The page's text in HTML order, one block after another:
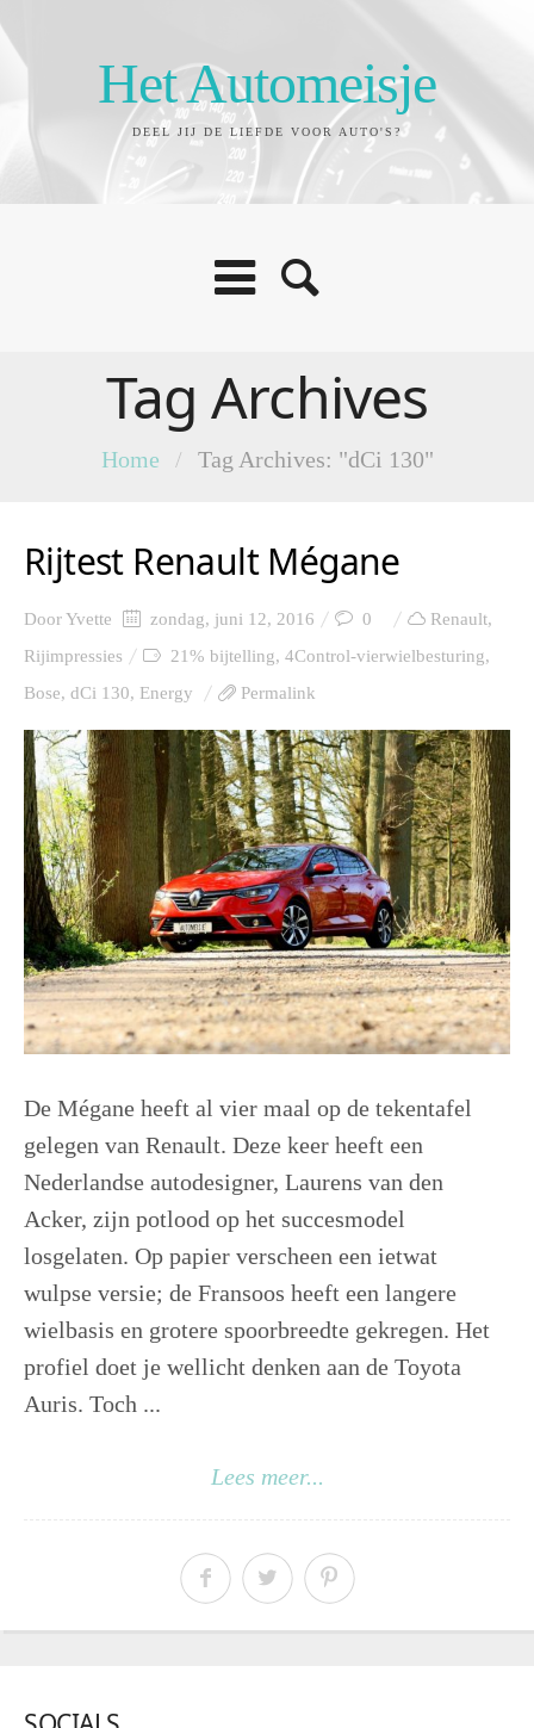
Het Automeisje
DEEL JIJ DE LIEFDE VOOR AUTO'S?
Tag Archives
Home / Tag Archives: "dCi 130"
Rijtest Renault Mégane
DoorYvette zondag, juni 12, 2016 0 Renault,
Rijimpressies
21% bijtelling, 4Control-vierwielbesturing,
Bose, dCi 130, Energy Permalink
De Mégane heeft al vier maal op de tekentafel
gelegen van Renault. Deze keer heeft een
Nederlandse autodesigner, Laurens van den
Acker, zijn potlood op het succesmodel
losgelaten. Op papier verscheen een ietwat
wulpse versie; de Fransoos heeft een langere
wielbasis en grotere spoorbreedte gekregen. Het
profiel doet je wellicht denken aan de Toyota
Auris. Toch ...
Lees meer...